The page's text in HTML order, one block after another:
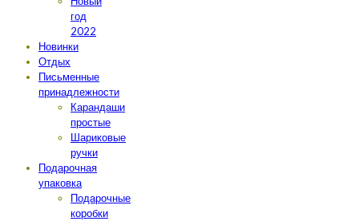
год
2022
Новинки
Отдых
Письменные
принадлежности
Карандаши
простые
Шариковые
ручки
Подарочная
упаковка
Подарочные
коробки